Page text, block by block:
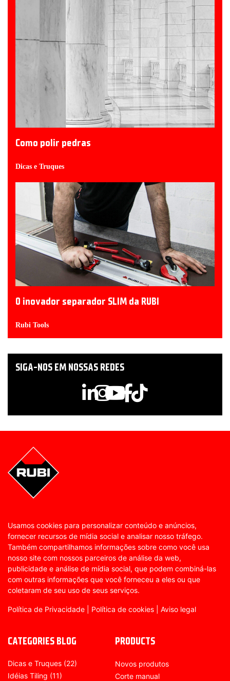
Como polir pedras
Dicas e Truques
O inovador separador SLIM da RUBI
Rubi Tools
SIGA-NOS EM NOSSAS REDES
Usamos cookies para personalizar conteúdo e anúncios,
fornecer recursos de mídia social e analisar nosso tráfego.
Também compartilhamos informações sobre como você usa
nosso site com nossos parceiros de análise da web,
publicidade e análise de mídia social, que podem combiná-las
com outras informações que você forneceu a eles ou que
coletaram de seu uso de seus serviços.
Política de Privacidade Política de cookies Aviso legal
CATEGORIES BLOG
Dicas e Truques (22)
Idéias Tiling (11)
PRODUCTS
Novos produtos
Corte manual